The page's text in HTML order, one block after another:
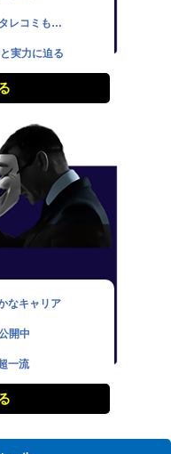
レコミも…
実力に迫る
なキャリア
開中
一流